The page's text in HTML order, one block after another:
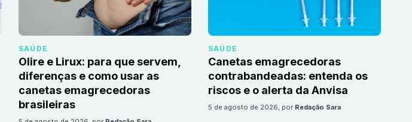
SAÚDE
Olire e Lirux: para que servem,
diferenças e como usar as
canetas emagrecedoras
brasileiras
SAÚDE
Canetas emagrecedoras
contrabandeadas: entenda os
riscos e o alerta da Anvisa
5 de agosto de 2026, por Redação Sara